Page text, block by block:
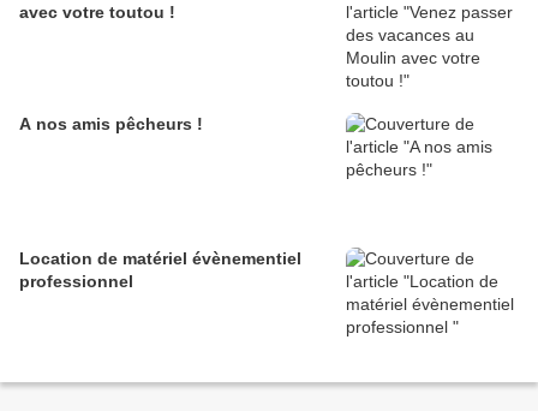
avec votre toutou !
A nos amis pêcheurs !
Location de matériel évènementiel
professionnel